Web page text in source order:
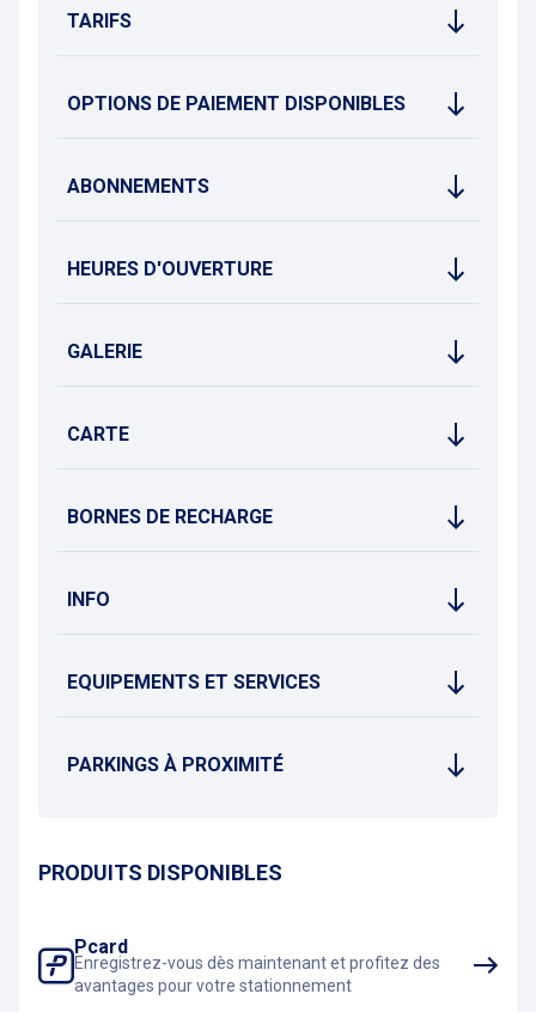
trajet vers d’autres quartiers ou points d’intérêt.
TARIFS
OPTIONS DE PAIEMENT DISPONIBLES
ABONNEMENTS
HEURES D'OUVERTURE
GALERIE
CARTE
BORNES DE RECHARGE
INFO
EQUIPEMENTS ET SERVICES
PARKINGS À PROXIMITÉ
PRODUITS DISPONIBLES
Pcard
Enregistrez-vous dès maintenant et profitez des
avantages pour votre stationnement